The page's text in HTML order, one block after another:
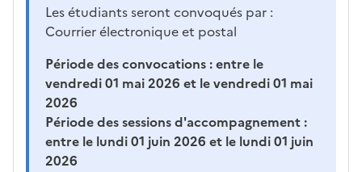
Les étudiants seront convoqués par :
Courrier électronique et postal
Période des convocations :entre le
vendredi 01 mai 2026 et le vendredi 01 mai
2026
Période des sessions d'accompagnement :
entre le lundi 01 juin 2026 et le lundi 01 juin
2026